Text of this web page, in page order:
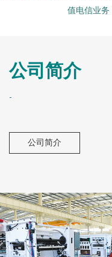
值电信业务
公司简介
-
公司简介